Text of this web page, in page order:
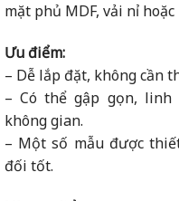
mặt phủ MDF, vải nỉ
Ưu điểm:
– Dễ lắp đặt, không cần
– Có thể gập gọn, linh
không gian.
– Một số mẫu được
đối tốt.